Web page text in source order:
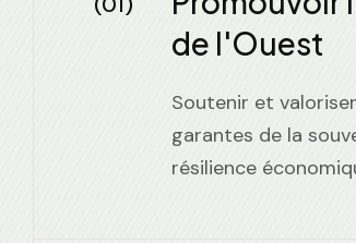
de l'Ouest
Soutenir et
garantes de la
résilience